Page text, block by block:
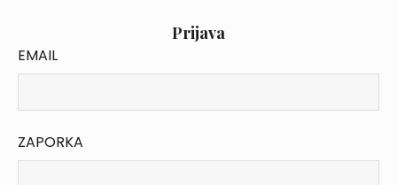
Prijava
EMAIL
ZAPORKA